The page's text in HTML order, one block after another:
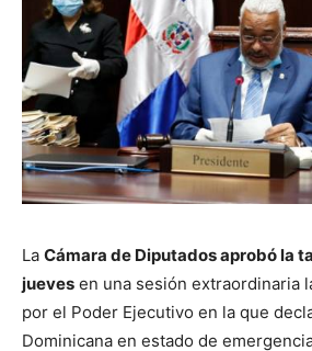
La Cámara de Diputados aprobó la
jueves en una sesión extraordinaria
por el Poder Ejecutivo en la que
Dominicana en estado de